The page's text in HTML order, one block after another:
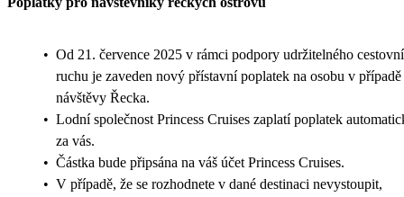
• Od 21. července 2025 v rámci podpory udržitelného
ruchu je zaveden nový přístavní poplatek na osobu v případě
návštěvy Řecka.
• Lodní společnost Princess Cruises zaplatí poplatek
za vás.
• Částka bude připsána na váš účet Princess Cruises.
• V případě, že se rozhodnete v dané destinaci nevystoupit,